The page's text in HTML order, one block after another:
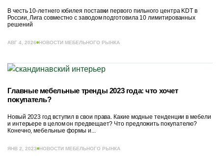
В честь 10-летнего юбилея поставки первого пильного центра KDT в
России, Лига совместно с заводом подготовила 10 лимитированных
решений
АВГ 4, 2026 НОВОСТИ МЕБЕЛЬНОГО РЫНКА
Главные мебельные тренды 2023 года: что хочет
покупатель?
Новый 2023 год вступил в свои права. Какие модные тенденции в мебели
и интерьере в целом он предвещает? Что предложить покупателю?
Конечно, мебельные формы и...
ЯНВ 2, 2023 НОВОСТИ МЕБЕЛЬНОГО РЫНКА